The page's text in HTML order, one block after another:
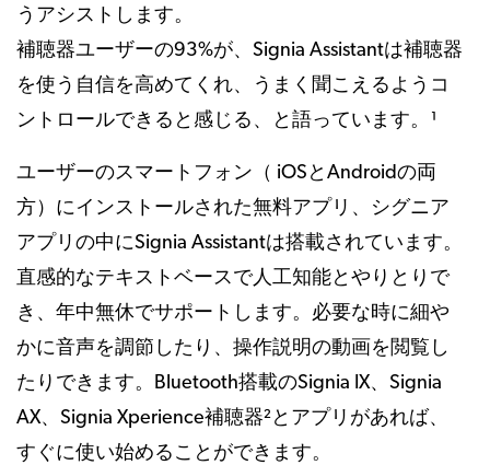
うアシストします。
補聴器ユーザーの93%が、Signia Assistantは補聴器
を使う自信を高めてくれ、うまく聞こえるようコ
ントロールできると感じる、と語っています。¹
ユーザーのスマートフォン（ iOSとAndroidの両
方）にインストールされた無料アプリ、シグニア
アプリの中にSignia Assistantは搭載されています。
直感的なテキストベースで人工知能とやりとりで
き、年中無休でサポートします。必要な時に細や
かに音声を調節したり、操作説明の動画を閲覧し
たりできます。Bluetooth搭載のSignia IX、Signia
AX、Signia Xperience補聴器²とアプリがあれば、
すぐに使い始めることができます。